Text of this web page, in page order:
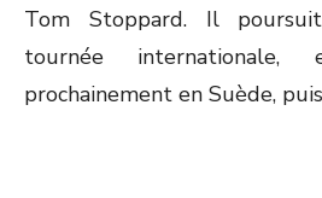
Tom Stoppard. Il
tournée
prochainement en Suède,